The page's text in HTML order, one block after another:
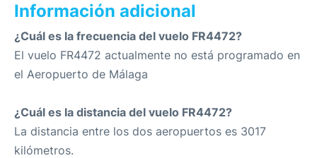
Información adicional
¿Cuál es la frecuencia del vuelo FR4472?
El vuelo FR4472 actualmente no está programado en
el Aeropuerto de Málaga
¿Cuál es la distancia del vuelo FR4472?
La distancia entre los dos aeropuertos es 3017
kilómetros.